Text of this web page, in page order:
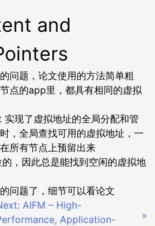
and
问题，论文使用的方法简单粗
点的app里，都具有相同的虚拟
现了虚拟地址的全局分配和管
，全局查找可用的虚拟地址，一
所有节点上预留出来
，因此总是能找到空闲的虚拟地
问题了，细节可以看论文
AIFM – High-
Application-